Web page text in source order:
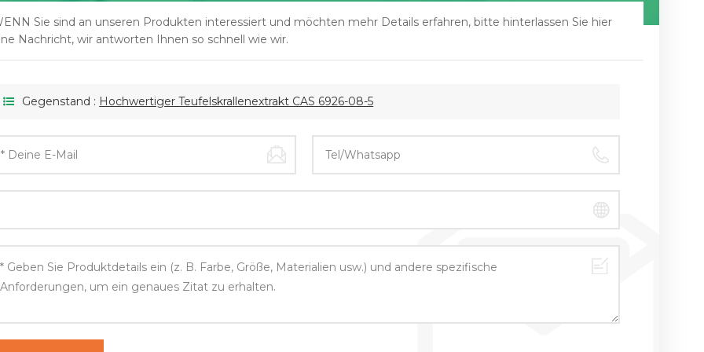
Sie sind an unseren Produkten interessiert und möchten mehr Details erfahren, bitte hinterlassen Sie hier
Nachricht, wir antworten Ihnen so schnell wie wir.
Gegenstand : Hochwertiger Teufelskrallenextrakt CAS 6926-08-5